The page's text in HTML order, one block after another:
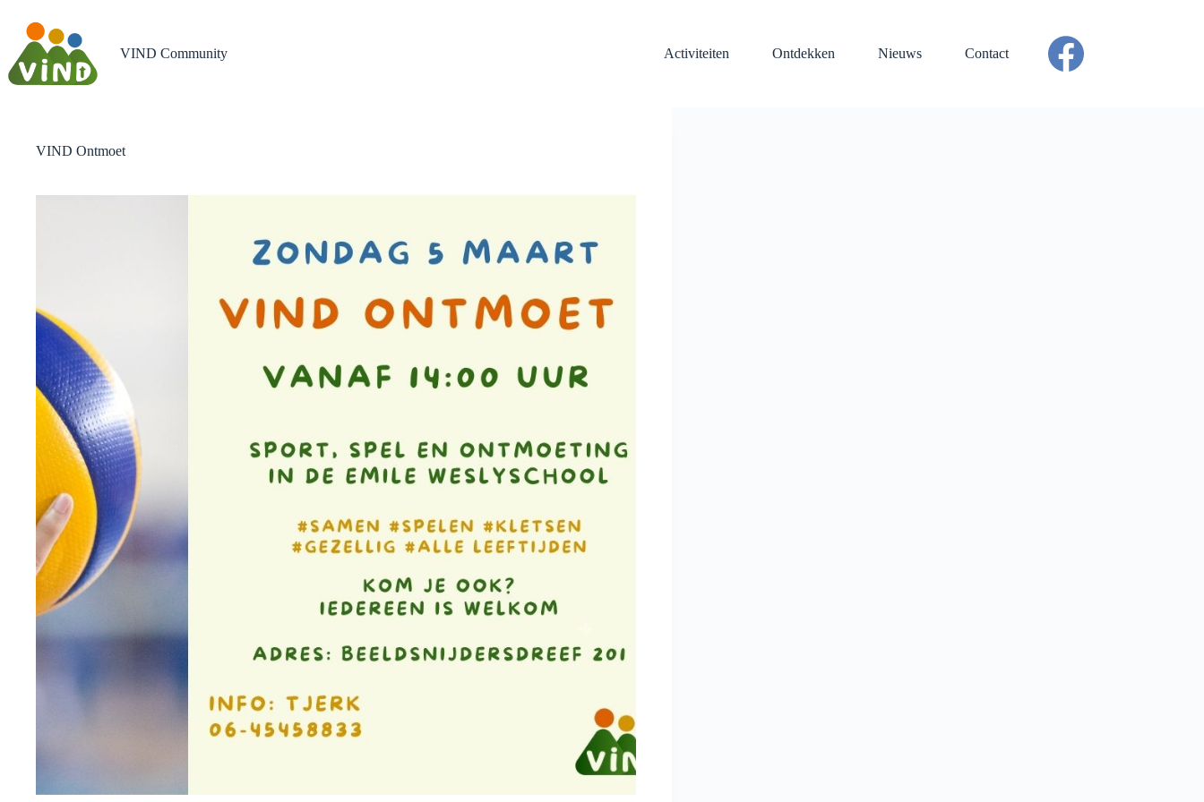
inhoud
VIND Community Activiteiten Ontdekken Nieuws Contact
VIND Ontmoet